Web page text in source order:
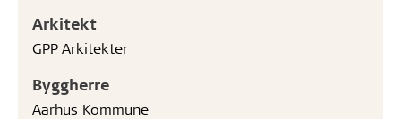
Arkitekt
GPP Arkitekter
Byggherre
Aarhus Kommune